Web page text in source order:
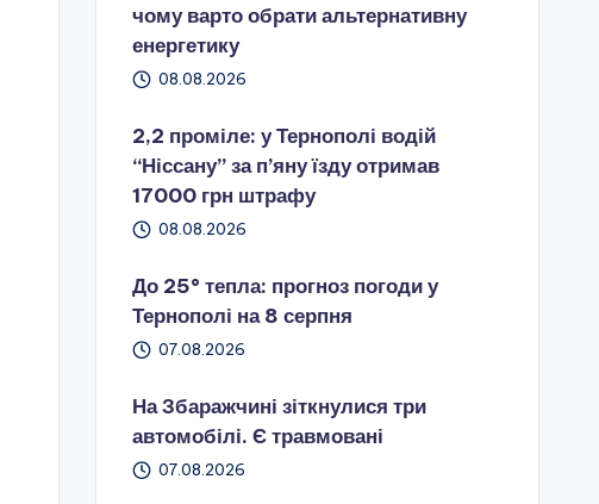
чому варто обрати альтернативну
енергетику
08.08.2026
2,2 проміле: у Тернополі водій
“Ніссану” за п’яну їзду отримав
17000 грн штрафу
08.08.2026
До 25° тепла: прогноз погоди у
Тернополі на 8 серпня
07.08.2026
На Збаражчині зіткнулися три
автомобілі. Є травмовані
07.08.2026